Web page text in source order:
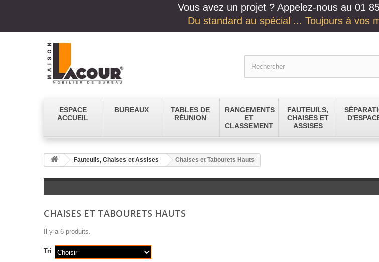
Vous avez un projet ? Appelez-nous au 01
Du standard au spécial ... Toujours à vos
ESPACE
ACCUEIL
BUREAUX
TABLES DE
RÉUNION
RANGEMENTS
ET
CLASSEMENT
FAUTEUILS,
CHAISES ET
ASSISES
Fauteuils, Chaises et Assises Chaises et Tabourets Hauts
CHAISES ET TABOURETS HAUTS
Il y a 6 produits.
Tri Choisir